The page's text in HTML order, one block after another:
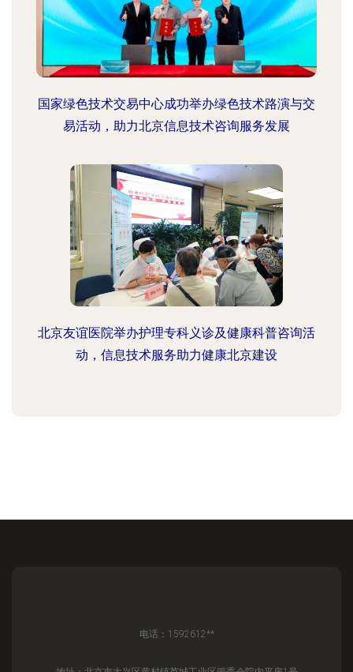
国家绿色技术交易中心成功举办绿色技术路演与交
易活动，助力北京信息技术咨询服务发展
北京友谊医院举办护理专科义诊及健康科普咨询活
动，信息技术服务助力健康北京建设
电话：1592612**